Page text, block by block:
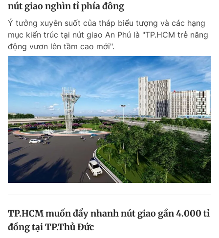
nút giao nghìn tỉ phía đông
Ý tưởng xuyên suốt của tháp biểu tượng và các hạng
mục kiến trúc tại nút giao An Phú là "TP.HCM trẻ năng
động vươn lên tầm cao mới".
TP.HCM muốn đẩy nhanh nút giao gần 4.000 tỉ
đồng tại TP.Thủ Đức